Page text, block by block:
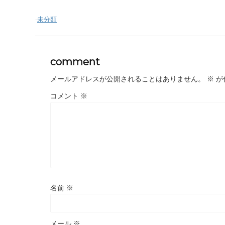
-未分類
comment
メールアドレスが公開されることはありません。 ※ が
コメント ※
名前 ※